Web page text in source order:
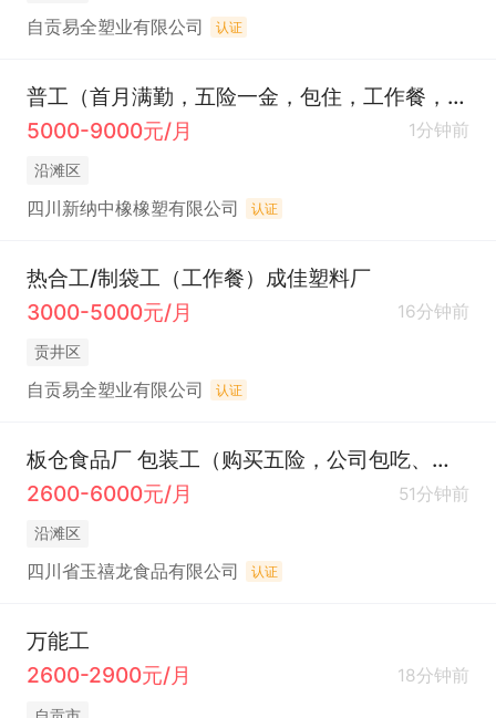
自贡易全塑业有限公司 认证
普工（首月满勤，五险一金，包住，工作餐，个人计件，多劳多得，两班倒）
5000-9000元/月
1分钟前
沿滩区
四川新纳中橡橡塑有限公司 认证
热合工/制袋工（工作餐）成佳塑料厂
3000-5000元/月
16分钟前
贡井区
自贡易全塑业有限公司 认证
板仓食品厂 包装工（购买五险，公司包吃、包住宿（有空调），准时发放工资）
2600-6000元/月
51分钟前
沿滩区
四川省玉禧龙食品有限公司 认证
万能工
2600-2900元/月
18分钟前